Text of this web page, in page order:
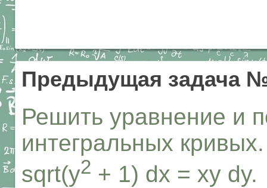
Предыдущая задача
Решить уравнение и
интегральных кривых.
sqrt(y2 + 1) dx = xy dy.